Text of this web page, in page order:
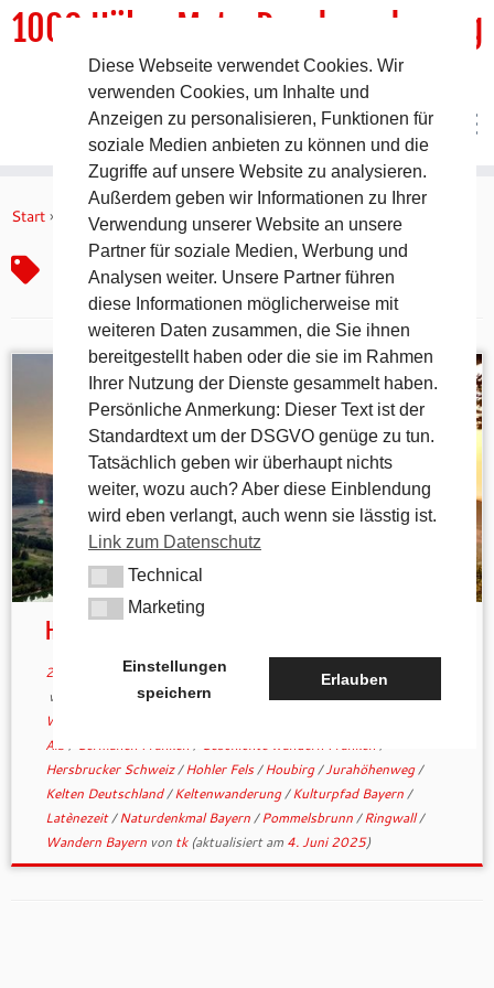
Inhalt
1000 HöhenMeterRundwanderweg
DER Rundwanderweg um Pommelsbrunn
Start » Naturdenkmal Bayern
Naturdenkmal Bayern
Houbirg und Stausee
2. September 2018inAllgemein
Geschichtliches
verschlagwortet1000hmr Altsteinzeit/Archäologische
Wanderung
Alb / Germanen Franken / Geschichte wandern Franken /
Hersbrucker Schweiz/Hohler Fels/Houbirg/Jurahöhenweg/
Kelten Deutschland/Keltenwanderung/Kulturpfad Bayern/
Latènezeit/Naturdenkmal Bayern/Pommelsbrunn/Ringwall/
Wandern Bayern von tk(aktualisiert am 4. Juni 2025)
Diese Webseite verwendet Cookies. Wir
verwenden Cookies, um Inhalte und
Anzeigen zu personalisieren, Funktionen für
soziale Medien anbieten zu können und die
Zugriffe auf unsere Website zu analysieren.
Außerdem geben wir Informationen zu Ihrer
Verwendung unserer Website an unsere
Partner für soziale Medien, Werbung und
Analysen weiter. Unsere Partner führen
diese Informationen möglicherweise mit
weiteren Daten zusammen, die Sie ihnen
bereitgestellt haben oder die sie im Rahmen
Ihrer Nutzung der Dienste gesammelt haben.
Persönliche Anmerkung: Dieser Text ist der
Standardtext um der DSGVO genüge zu tun.
Tatsächlich geben wir überhaupt nichts
weiter, wozu auch? Aber diese Einblendung
wird eben verlangt, auch wenn sie lässtig ist.
Link zum Datenschutz
TechnicalTechnical
MarketingMarketing
Einstellungen
speichern
Erlauben